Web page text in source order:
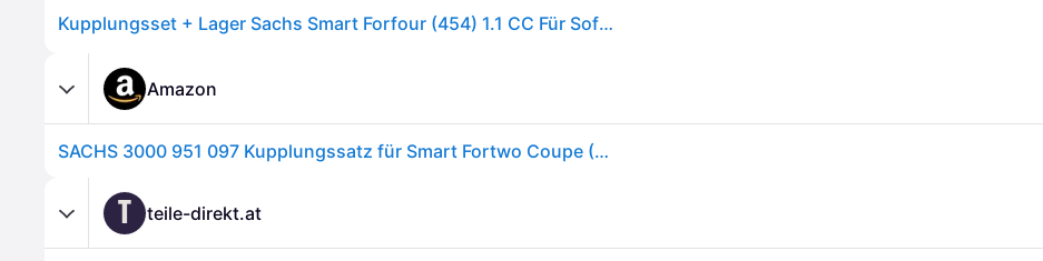
Kupplungsset + Lager Sachs Smart Forfour (454) 1.1 CC Für Softouch Getriebe
Amazon
SACHS 3000 951 097 Kupplungssatz für Smart Fortwo Coupe (451) 2007 - und Andere Fahrzeuge
T teile-direkt.at